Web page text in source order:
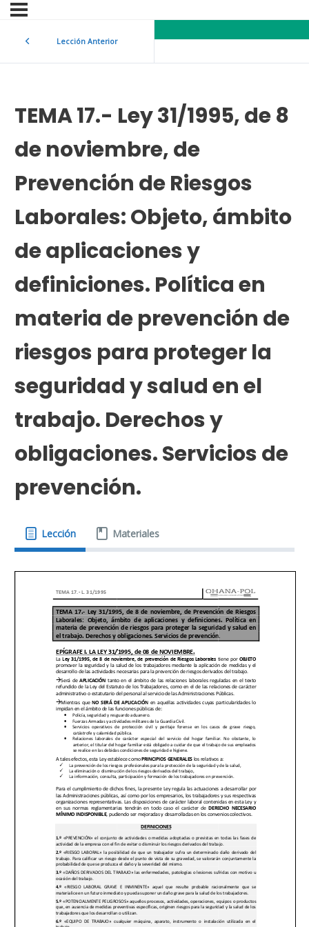
Lección Anterior
TEMA 17.- Ley 31/1995, de 8
de noviembre, de
Prevención de Riesgos
Laborales: Objeto, ámbito
de aplicaciones y
definiciones. Política en
materia de prevención de
riesgos para proteger la
seguridad y salud en el
trabajo. Derechos y
obligaciones. Servicios de
prevención.
Lección Materiales